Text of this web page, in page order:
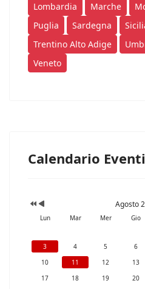
Lombardia
Marche
Puglia
Sardegna
Trentino Alto Adige
Veneto
Calendario Eventi
Agosto
Lun Mar Mer Gio
3
4 5 6
10
11 12 13
17
18 19 20